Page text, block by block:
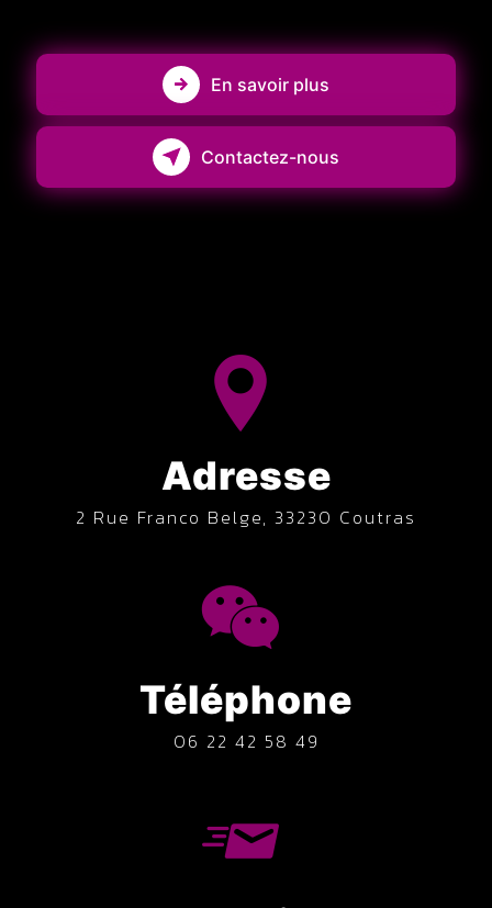
En savoir plus
Contactez-nous
Adresse
2 Rue Franco Belge, 33230 Coutras
Téléphone
06 22 42 58 49